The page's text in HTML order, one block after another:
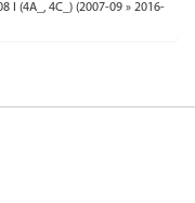
I (4A_, 4C_) (2007-09 » 2016-